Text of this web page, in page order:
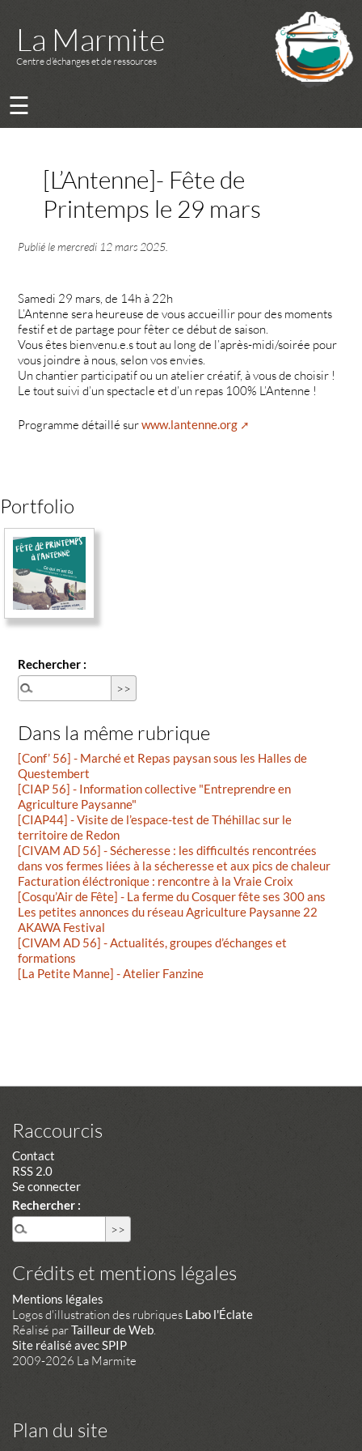
La Marmite
Centre d’échanges et de ressources
☰
[L’Antenne]- Fête de
Printemps le 29 mars
Publié lemercredi 12 mars 2025
Samedi 29 mars, de 14h à 22h
L’Antenne sera heureuse de vous accueillir pour des moments
festif et de partage pour fêter ce début de saison.
Vous êtes bienvenu.e.s tout au long de l’après-midi/soirée pour
vous joindre à nous, selon vos envies.
Un chantier participatif ou un atelier créatif, à vous de choisir !
Le tout suivi d’un spectacle et d’un repas 100% L’Antenne !
Programme détaillé surwww.lantenne.org
Portfolio
Rechercher :
Dans la même rubrique
[Conf’ 56] - Marché et Repas paysan sous les Halles de
Questembert
[CIAP 56] - Information collective "Entreprendre en
Agriculture Paysanne"
[CIAP44] - Visite de l’espace-test de Théhillac sur le
territoire de Redon
[CIVAM AD 56] - Sécheresse : les difficultés rencontrées
dans vos fermes liées à la sécheresse et aux pics de chaleur
Facturation éléctronique : rencontre à la Vraie Croix
[Cosqu’Air de Fête] - La ferme du Cosquer fête ses 300 ans
Les petites annonces du réseau Agriculture Paysanne 22
AKAWA Festival
[CIVAM AD 56] - Actualités, groupes d’échanges et
formations
[La Petite Manne] - Atelier Fanzine
Raccourcis
Contact
RSS 2.0
Se connecter
Rechercher :
Crédits et mentions légales
Mentions légales
Logos d'illustration des rubriques Labo l'Éclate
Réalisé parTailleur de Web
Site réalisé avec SPIP
2009-2026 La Marmite
Plan du site